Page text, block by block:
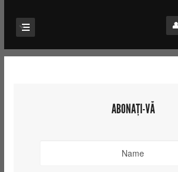
ABONAȚI-VĂ